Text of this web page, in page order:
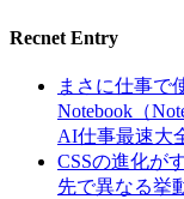
Recnet Entry
まさに仕事で
Notebook（
AI仕事最速大
CSSの進化が
先で異なる挙